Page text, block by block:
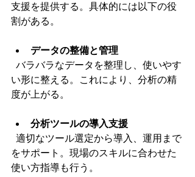
支援を提供する。具体的には以下の役
割がある。
データの整備と管理
い形に整える。これにより、分析の精
度が上がる。
分析ツールの導入支援
をサポート。現場のスキルに合わせた
使い方指導も行う。